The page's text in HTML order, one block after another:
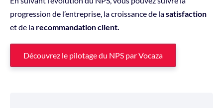
progression de l’entreprise, la croissance de lasatisfaction
et de la recommandation client.
Découvrez le pilotage du NPS par Vocaza